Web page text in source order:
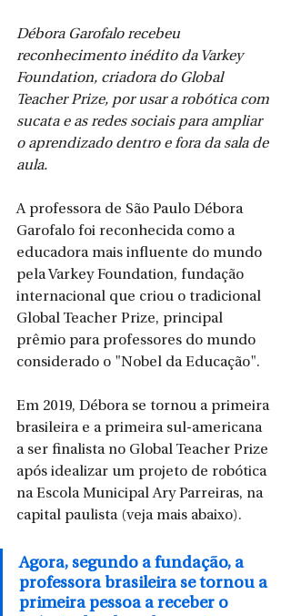
Débora Garofalo recebeu
reconhecimento inédito da Varkey
Foundation, criadora do Global
Teacher Prize, por usar a robótica com
sucata e as redes sociais para ampliar
o aprendizado dentro e fora da sala de
aula.
A professora de São Paulo Débora
Garofalo foi reconhecida como a
educadora mais influente do mundo
pela Varkey Foundation, fundação
internacional que criou o tradicional
Global Teacher Prize, principal
prêmio para professores do mundo
considerado o "Nobel da Educação".
Em 2019, Débora se tornou a primeira
brasileira e a primeira sul-americana
a ser finalista no Global Teacher Prize
após idealizar um projeto de robótica
na Escola Municipal Ary Parreiras, na
capital paulista (veja mais abaixo).
Agora, segundo a fundação, a
professora brasileira se tornou a
primeira pessoa a receber o